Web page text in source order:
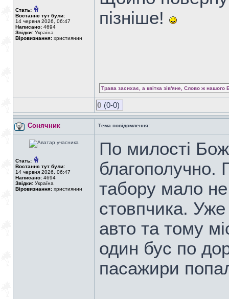
Стать:
Востаннє тут були:
14 червня 2026, 06:47
Написано: 4694
Звідки: Україна
Віровизнання: християнин
пізніше!
Трава засихає, а квітка зів'яне, Слово ж нашого
0 (0-0)
Сонячник Тема повідомлення:
Стать:
Востаннє тут були:
14 червня 2026, 06:47
Написано: 4694
Звідки: Україна
Віровизнання: християнин
По милості
благополучно.
табору мало
стовпчика. Уже
авто та тому
один бус по
пасажири